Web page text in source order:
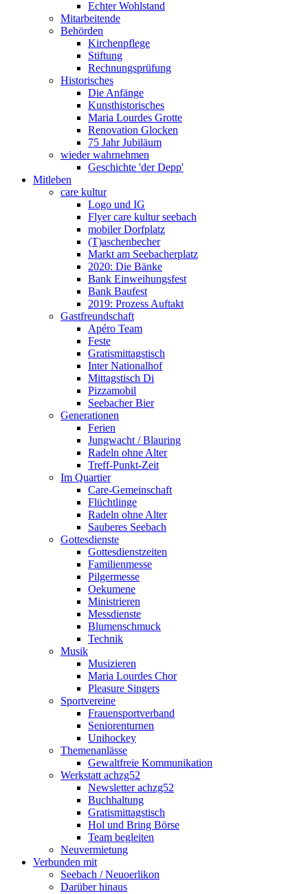
Echter Wohlstand
Mitarbeitende
Behörden
Kirchenpflege
Stiftung
Rechnungsprüfung
Historisches
Die Anfänge
Kunsthistorisches
Maria Lourdes Grotte
Renovation Glocken
75 Jahr Jubiläum
wieder wahrnehmen
Geschichte 'der Depp'
Mitleben
care kultur
Logo und IG
Flyer care kultur seebach
mobiler Dorfplatz
(T)aschenbecher
Markt am Seebacherplatz
2020: Die Bänke
Bank Einweihungsfest
Bank Baufest
2019: Prozess Auftakt
Gastfreundschaft
Apéro Team
Feste
Gratismittagstisch
Inter Nationalhof
Mittagstisch Di
Pizzamobil
Seebacher Bier
Generationen
Ferien
Jungwacht / Blauring
Radeln ohne Alter
Treff-Punkt-Zeit
Im Quartier
Care-Gemeinschaft
Flüchtlinge
Radeln ohne Alter
Sauberes Seebach
Gottesdienste
Gottesdienstzeiten
Familienmesse
Pilgermesse
Oekumene
Ministrieren
Messdienste
Blumenschmuck
Technik
Musik
Musizieren
Maria Lourdes Chor
Pleasure Singers
Sportvereine
Frauensportverband
Seniorenturnen
Unihockey
Themenanlässe
Gewaltfreie Kommunikation
Werkstatt achzg52
Newsletter achzg52
Buchhaltung
Gratismittagstisch
Hol und Bring Börse
Team begleiten
Neuvermietung
Verbunden mit
Seebach / Neuoerlikon
Darüber hinaus